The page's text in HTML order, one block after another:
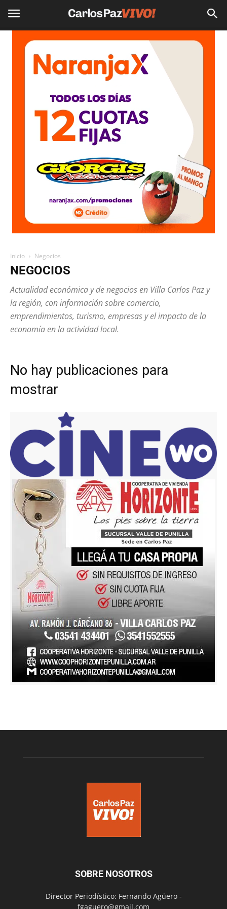
Inicio Negocios
NEGOCIOS
Actualidad económica y de negocios en Villa Carlos Paz y
la región, con información sobre comercio,
emprendimientos, turismo, empresas y el impacto de la
economía en la actividad local.
No hay publicaciones para
mostrar
SOBRE NOSOTROS
Director Periodístico: Fernando Agüero -
fgaguero@gmail.com